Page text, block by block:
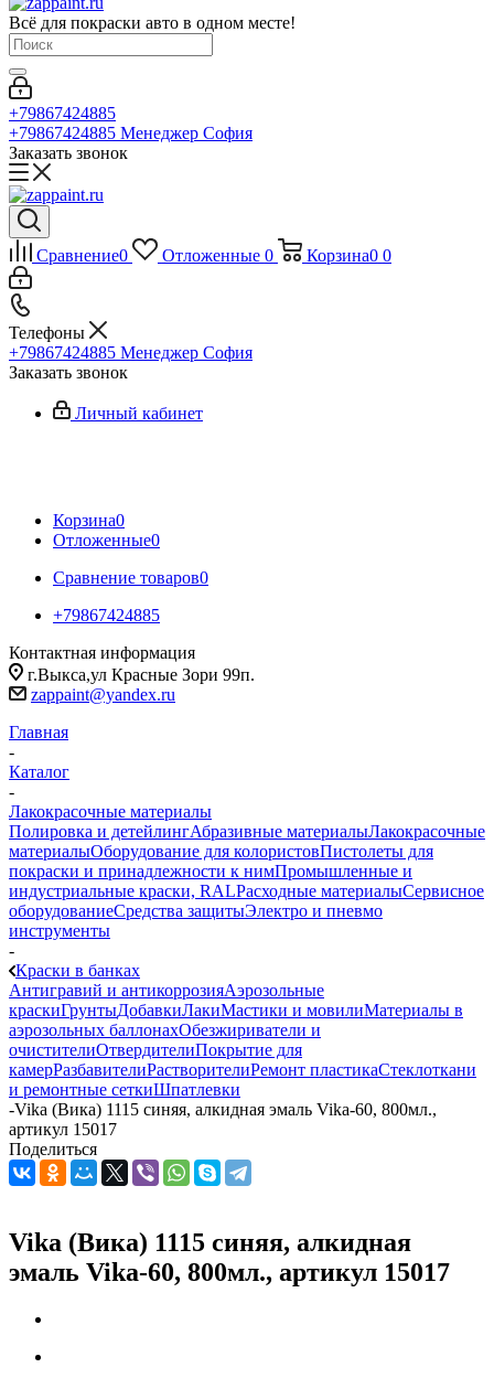
Всё для покраски авто в одном месте!
+79867424885
+79867424885 Менеджер София
Заказать звонок
Сравнение0 Отложенные 0 Корзина0 0
Телефоны
+79867424885 Менеджер София
Заказать звонок
Личный кабинет
Корзина0
Отложенные0
Сравнение товаров0
+79867424885
Контактная информация
г.Выкса,ул Красные Зори 99п.
zappaint@yandex.ru
Главная
-
Каталог
-
Лакокрасочные материалы
Полировка и детейлингАбразивные материалыЛакокрасочные
материалыОборудование для колористовПистолеты для
покраски и принадлежности к нимПромышленные и
индустриальные краски, RALРасходные материалыСервисное
оборудованиеСредства защитыЭлектро и пневмо
инструменты
-
Краски в банках
Антигравий и антикоррозияАэрозольные
краскиГрунтыДобавкиЛакиМастики и мовилиМатериалы в
аэрозольных баллонахОбезжириватели и
очистителиОтвердителиПокрытие для
камерРазбавителиРастворителиРемонт пластикаСтеклоткани
и ремонтные сеткиШпатлевки
-Vika (Вика) 1115 синяя, алкидная эмаль Vika-60, 800мл.,
артикул 15017
Поделиться
Vika (Вика) 1115 синяя, алкидная
эмаль Vika-60, 800мл., артикул 15017